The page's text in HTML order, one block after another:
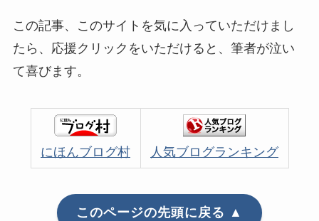
この記事、このサイトを気に入っていただけまし
たら、応援クリックをいただけると、筆者が泣い
て喜びます。
にほんブログ村 人気ブログランキング
このページの先頭に戻る ▲